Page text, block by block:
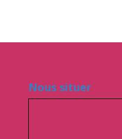
Nous situer